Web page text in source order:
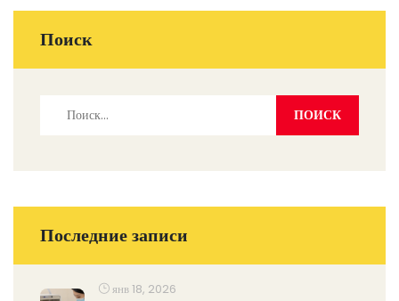
Поиск
Последние записи
янв 18, 2026